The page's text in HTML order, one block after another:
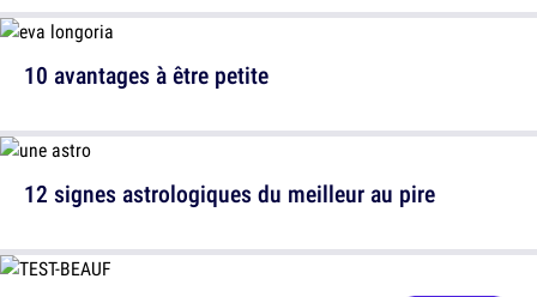
10 avantages à être petite
12 signes astrologiques du meilleur au pire